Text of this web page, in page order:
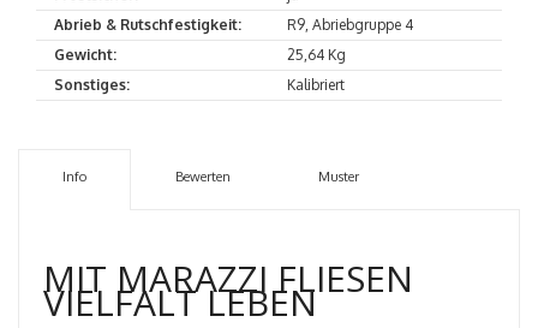
Abrieb & Rutschfestigkeit:
R9, Abriebgruppe 4
Gewicht:
25,64 Kg
Sonstiges:
Kalibriert
Info Bewerten Muster
MIT MARAZZI FLIESEN
VIELFALT LEBEN